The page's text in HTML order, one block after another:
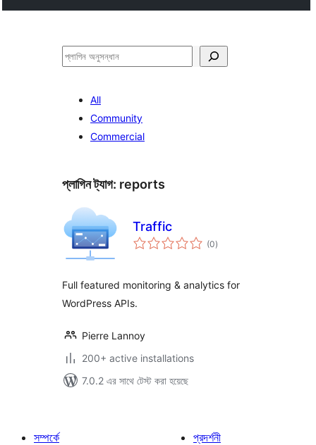
অনুসন্ধান
All
Community
Commercial
প্লাগিন ট্যাগ: reports
Traffic
(0total
ratings
)
Full featured monitoring & analytics for
WordPress APIs.
Pierre Lannoy
200+ active installations
7.0.2 এর সাথে টেস্ট করা হয়েছে
সম্পর্কে
প্রদর্শনী